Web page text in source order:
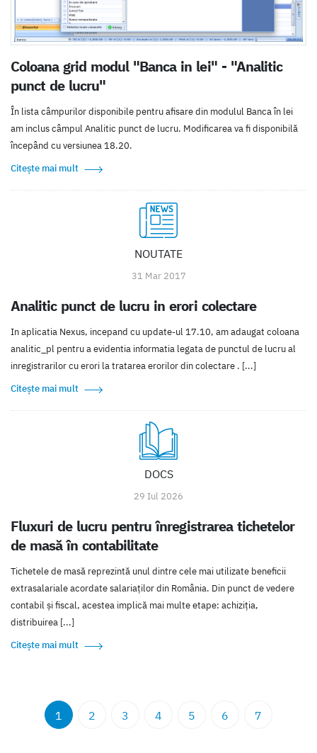
Coloana grid modul "Banca in lei" - "Analitic
punct de lucru"
În lista câmpurilor disponibile pentru afisare din modulul Banca în lei
am inclus câmpul Analitic punct de lucru. Modificarea va fi disponibilă
începând cu versiunea 18.20.
Citește mai mult
NOUTATE
31 Mar 2017
Analitic punct de lucru in erori colectare
In aplicatia Nexus, incepand cu update-ul 17.10, am adaugat coloana
analitic_pl pentru a evidentia informatia legata de punctul de lucru al
inregistrarilor cu erori la tratarea erorilor din colectare . [...]
Citește mai mult
DOCS
29 Iul 2026
Fluxuri de lucru pentru înregistrarea tichetelor
de masă în contabilitate
Tichetele de masă reprezintă unul dintre cele mai utilizate beneficii
extrasalariale acordate salariaților din România. Din punct de vedere
contabil și fiscal, acestea implică mai multe etape: achiziția,
distribuirea [...]
Citește mai mult
1 2 3 4 5 6 7